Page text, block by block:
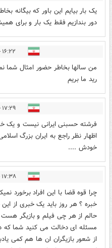
یک بار بیایم این باور که بیگانه
دور بندازیم فقط یک بار و برای
۱۶:۲۲ - ۱۴۰۱/۱۱/۰۸
من سالها بخاطر حضور امثال شما
رید ما بریم
۱۷:۲۹ - ۱۴۰۱/۱۱/۰۸
فرشته حسبنی ایرانی نیست و
اظهار نظر راجع به ایران بزرگ
خودش ....
۱۷:۳۸ - ۱۴۰۱/۱۱/۰۸
چرا قوه قضا با این افراد برخورد
خبره ؟ هر روز باید یک خبری از
حالم از هر چی فیلم و بازیگر
مسئله ای دخالت می کنید شما
از شعور بازیگران ان ها هم کمی